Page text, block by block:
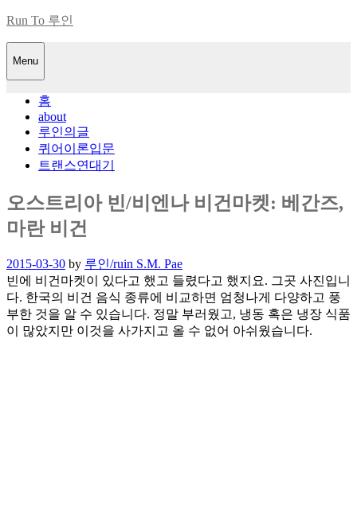
Skip
content
Run To 루인
Menu
홈
about
루인의글
퀴어이론입문
트랜스연대기
오스트리아 빈/비엔나 비건마켓: 베간즈,
마란 비건
Posted
on
2015-03-30 by 루인/ruin S.M. Pae
빈에 비건마켓이 있다고 했고 들렸다고 했지요. 그곳 사진입니
다. 한국의 비건 음식 종류에 비교하면 엄청나게 다양하고 풍
부한 것을 알 수 있습니다. 정말 부러웠고, 냉동 혹은 냉장 식품
이 많았지만 이것을 사가지고 올 수 없어 아쉬웠습니다.